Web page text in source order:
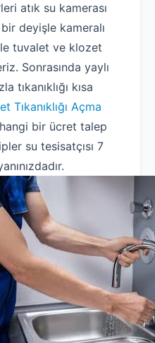
atık su kamerası
deyişle kameralı
tuvalet ve klozet
Sonrasında yaylı
tıkanıklığı kısa
Tıkanıklığı Açma
bir ücret talep
su tesisatçısı 7